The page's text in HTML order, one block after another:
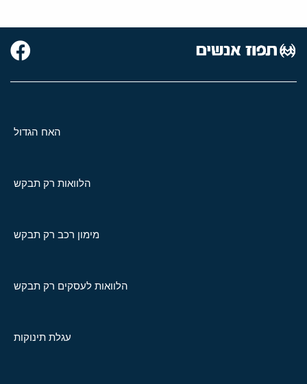
האח הגדול
הלוואות רק תבקש
מימון רכב רק תבקש
הלוואות לעסקים רק תבקש
עגלת תינוקות